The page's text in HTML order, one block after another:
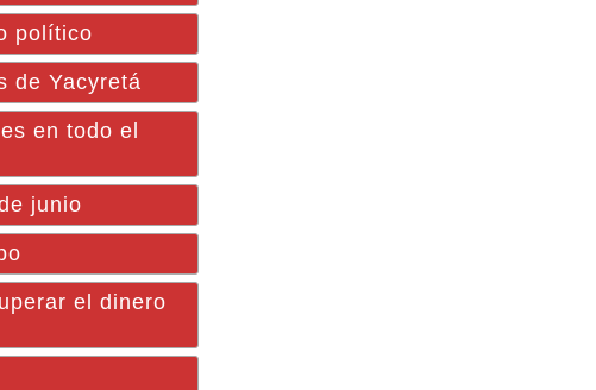
político
de Yacyretá
en todo el
junio
el dinero